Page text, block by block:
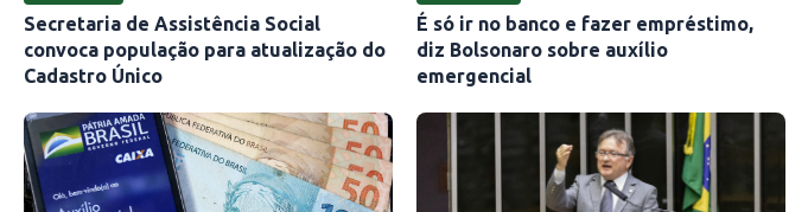
Secretaria de Assistência Social
convoca população para atualização do
Cadastro Único
É só ir no banco e fazer empréstimo,
diz Bolsonaro sobre auxílio
emergencial